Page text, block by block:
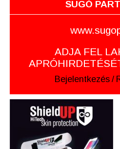
SUGÓ
ADJA FEL
Bejelentkezés /